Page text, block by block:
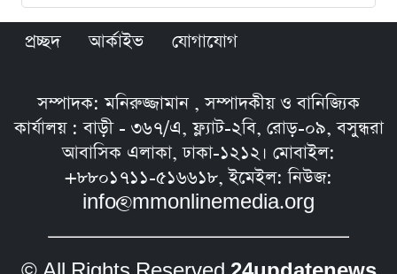
প্রচ্ছদ আর্কাইভ যোগাযোগ
সম্পাদক: মনিরুজ্জামান , সম্পাদকীয় ও বানিজ্যিক
কার্যালয় : বাড়ী - ৩৬৭/এ, ফ্ল্যাট-২বি, রোড়-০৯, বসুন্ধরা
আবাসিক এলাকা, ঢাকা-১২১২। মোবাইল:
+৮৮০১৭১১-৫১৬৬১৮, ইমেইল: নিউজ:
info@mmonlinemedia.org